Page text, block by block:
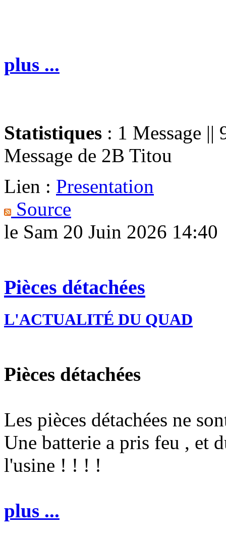
plus ...
Statistiques : 1 Message ||
Message de 2B Titou
Lien : Presentation
Source
le Sam 20 Juin 2026 14:40
Pièces détachées
L'ACTUALITÉ DU QUAD
Pièces détachées
Les pièces détachées ne
Une batterie a pris feu , et
l'usine ! ! ! !
plus ...